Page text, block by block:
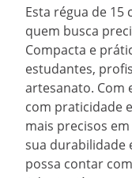
Esta régua de 15
quem busca
Compacta e
estudantes,
artesanato. Com
com praticidade
mais precisos
sua durabilidade
possa contar